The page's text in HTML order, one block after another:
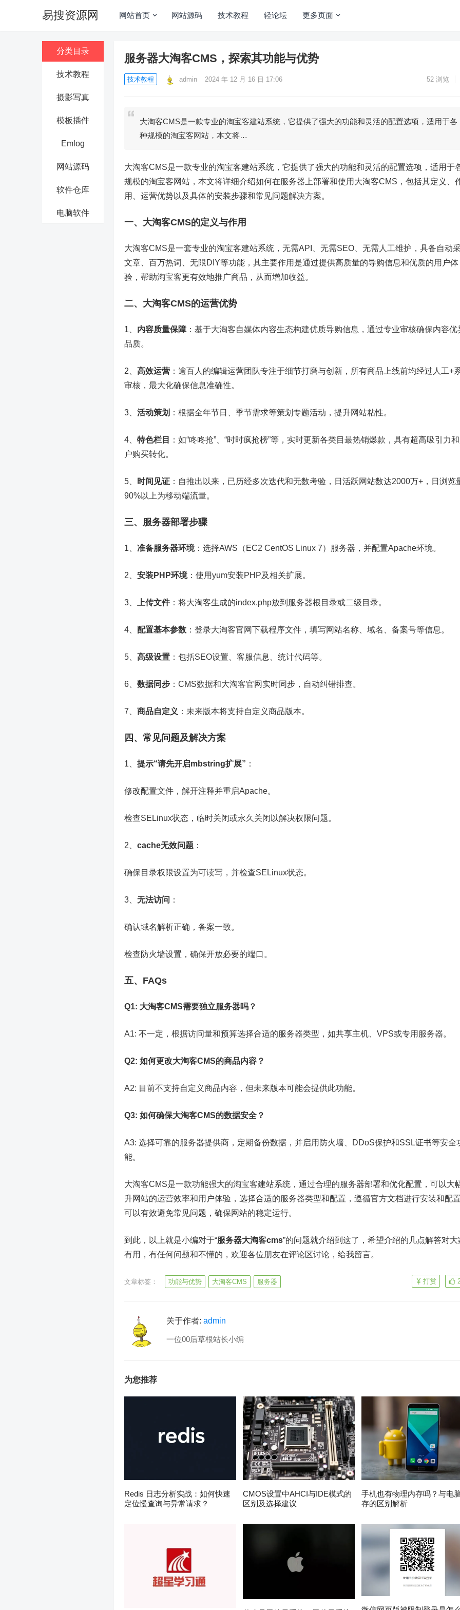
易搜资源网 网站首页 网站源码 技术教程 轻论坛 更多页面
分类目录
技术教程
摄影写真
模板插件
Emlog
网站源码
软件仓库
电脑软件
服务器大淘客CMS，探索其功能与优势
技术教程 admin 2024 年 12 月 16 日 17:06 52 浏览
大淘客CMS是一款专业的淘宝客建站系统，它提供了强大的功能和灵活的配置选项，适用于各
种规模的淘宝客网站，本文将…
大淘客CMS是一款专业的淘宝客建站系统，它提供了强大的功能和灵活的配置选项，适用于
规模的淘宝客网站，本文将详细介绍如何在服务器上部署和使用 大淘客CMS ，包括其定义、
用、运营优势以及具体的安装步骤和常见问题解决方案。
一、大淘客CMS的定义与作用
大淘客CMS是一套专业的淘宝客建站系统，无需API、无需SEO、无需人工维护，具备自动
文章、百万热词、无限DIY等功能，其主要作用是通过提供高质量的导购信息和优质的用户体
验，帮助淘宝客更有效地推广商品，从而增加收益。
二、大淘客CMS的运营优势
1、 内容质量保障 ：基于大淘客自媒体内容生态构建优质导购信息，通过专业审核确保内容优
品质。
2、 高效运营 ：逾百人的编辑运营团队专注于细节打磨与创新，所有商品上线前均经过人工+
审核，最大化确保信息准确性。
3、 活动策划 ：根据全年节日、季节需求等策划专题活动，提升网站粘性。
4、 特色栏目
：如“咚咚抢”、“时时疯抢榜”等，实时更新各类目最热销爆款，具有超高吸引力
户购买转化。
5、 时间见证 ：自推出以来，已历经多次迭代和无数考验，日活跃网站数达2000万+，日浏览
90%以上为移动端流量。
三、 服务器部署步骤
1、 准备服务器环境：选择AWS（EC2 CentOS Linux 7）服务器，并配置Apache环境。
2、 安装PHP环境：使用yum安装PHP及相关扩展。
3、 上传文件：将大淘客生成的index.php放到服务器根目录或二级目录。
4、 配置基本参数 ：登录大淘客官网下载程序文件，填写网站名称、域名、备案号等信息。
5、 高级设置 ：包括SEO设置、客服信息、统计代码等。
6、 数据同步 ：CMS数据和大淘客官网实时同步，自动纠错排查。
7、 商品自定义 ：未来版本将支持自定义商品版本。
四、常见问题及解决方案
1、 提示“请先开启mbstring扩展” ：
修改配置文件，解开注释并重启Apache。
检查SELinux状态，临时关闭或永久关闭以解决权限问题。
2、 cache无效问题 ：
确保目录权限设置为可读写，并检查SELinux状态。
3、 无法访问 ：
确认域名解析正确，备案一致。
检查防火墙设置，确保开放必要的端口。
五、FAQs
Q1: 大淘客CMS需要独立服务器吗？
A1: 不一定，根据访问量和预算选择合适的服务器类型，如共享主机、VPS或专用服务器。
Q2: 如何更改大淘客CMS的商品内容？
A2: 目前不支持自定义商品内容，但未来版本可能会提供此功能。
Q3: 如何确保大淘客CMS的数据安全？
A3: 选择可靠的服务器提供商，定期备份数据，并启用防火墙、DDoS保护和SSL证书等安全
能。
大淘客CMS是一款功能强大的淘宝客建站系统，通过合理的服务器部署和优化配置，可以大
升网站的运营效率和用户体验，选择合适的服务器类型和配置，遵循官方文档进行安装和配
可以有效避免常见问题，确保网站的稳定运行。
到此，以上就是小编对于“服务器大淘客cms”的问题就介绍到这了，希望介绍的几点解答对大
有用，有任何问题和不懂的，欢迎各位朋友在评论区讨论，给我留言。
文章标签： 功能与优势 大淘客CMS 服务器 打赏
关于作者: admin
一位00后草根站长小编
为您推荐
Redis 日志分析实战：如何快速
定位慢查询与异常请求？
CMOS设置中AHCI与IDE模式的
区别及选择建议
手机也有物理内存吗？与电
存的区别解析